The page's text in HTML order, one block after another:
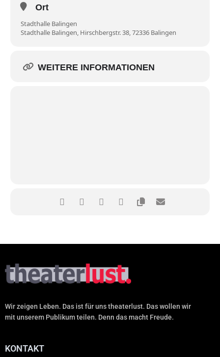
Ort
Stadthalle Balingen
Stadthalle Balingen, Hirschbergstr. 38, 72336 Balingen
WEITERE INFORMATIONEN
Wir zeigen Leben. Das ist für uns theaterlust. Das wollen wir
mit unserem Publikum teilen. Denn das macht Freude.
KONTAKT